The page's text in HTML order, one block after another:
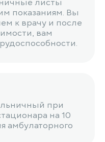
листы
показаниям. Вы
к врачу и после
вам
при
на 10
амбулаторного